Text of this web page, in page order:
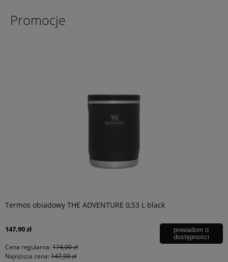
Promocje
Termos obiadowy THE ADVENTURE 0,53 L black
147,90 zł
Cena regularna: 174,00 zł
Najniższa cena: 147,90 zł
powiadom o
dostępności